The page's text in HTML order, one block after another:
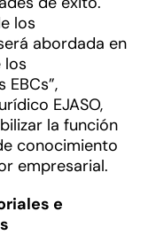
los
abordada en
los
EJASO,
la función
conocimiento
empresarial.
e